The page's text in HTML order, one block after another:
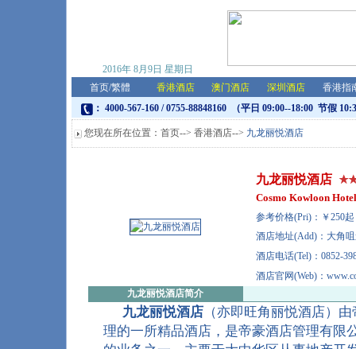
2016年 8月9日 星期日
首页/繁體 香港酒店 澳门酒店 深圳酒店
香港指
： 4000-567-160 / 0755-88848160 （平日 09:00--18:00 节假
您现在所在位置： 首页--> 香港酒店--> 九龙丽悦酒店
九龙丽悦酒店
Cosmo Kowloon Hotel
参考价格(Pri)：￥
酒店地址(Add)：大角
酒店电话(Tel)：0852-
酒店官网(Web)：
九龙丽悦酒店简介
九龙丽悦酒店（亦即旺角丽悦酒店）
理的一所精品酒店，是帝豪酒店管理有限